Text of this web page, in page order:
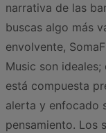
narrativa de las
buscas algo más
envolvente,
Music son
está compuesta
alerta y enfocado
pensamiento. Los